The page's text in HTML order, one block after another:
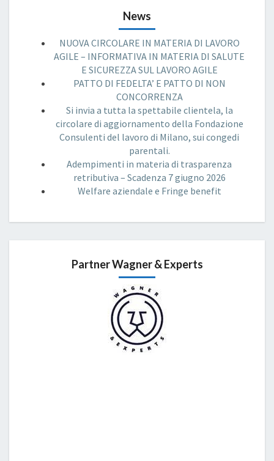
News
NUOVA CIRCOLARE IN MATERIA DI LAVORO
AGILE – INFORMATIVA IN MATERIA DI SALUTE
E SICUREZZA SUL LAVORO AGILE
PATTO DI FEDELTA’ E PATTO DI NON
CONCORRENZA
Si invia a tutta la spettabile clientela, la
circolare di aggiornamento della Fondazione
Consulenti del lavoro di Milano, sui congedi
parentali.
Adempimenti in materia di trasparenza
retributiva – Scadenza 7 giugno 2026
Welfare aziendale e Fringe benefit
Partner Wagner & Experts